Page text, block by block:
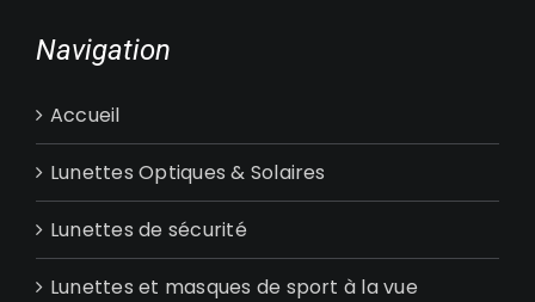
Navigation
Accueil
Lunettes Optiques & Solaires
Lunettes de sécurité
Lunettes et masques de sport à la vue